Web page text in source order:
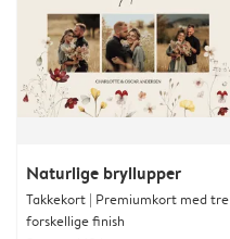
Naturlige bryllupper
Takkekort | Premiumkort med tre
forskellige finish